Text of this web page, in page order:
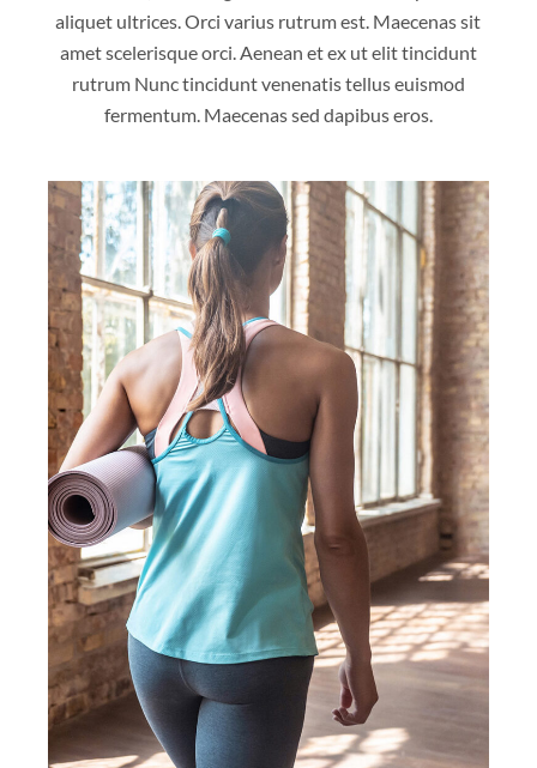
aliquet ultrices. Orci varius rutrum est. Maecenas sit
amet scelerisque orci. Aenean et ex ut elit tincidunt
rutrum Nunc tincidunt venenatis tellus euismod
fermentum. Maecenas sed dapibus eros.